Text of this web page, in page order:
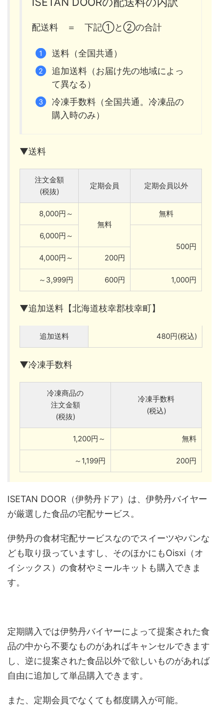
配送料 ＝ 下記①と②の合計
送料（全国共通）
追加送料（お届け先の地域によっ
て異なる）
冷凍手数料（全国共通。冷凍品の
購入時のみ）
▼送料
注文金額
(税抜)
定期会員 定期会員以外
8,000円～
無料
無料
6,000円～
500円
4,000円～
200円
～3,999円 600円 1,000円
▼追加送料【北海道枝幸郡枝幸町】
追加送料 480円(税込)
▼冷凍手数料
冷凍商品の
注文金額
(税抜)
冷凍手数料
(税込)
1,200円～ 無料
～1,199円 200円
ISETAN DOOR（伊勢丹ドア）は、伊勢丹バイヤー
が厳選した食品の宅配サービス。
伊勢丹の食材宅配サービスなのでスイーツやパンな
ども取り扱っていますし、そのほかにもOisxi（オ
イシックス）の食材やミールキットも購入できま
す。
定期購入では伊勢丹バイヤーによって提案された食
品の中から不要なものがあればキャンセルできます
し、逆に提案された食品以外で欲しいものがあれば
自由に追加して単品購入できます。
また、定期会員でなくても都度購入が可能。